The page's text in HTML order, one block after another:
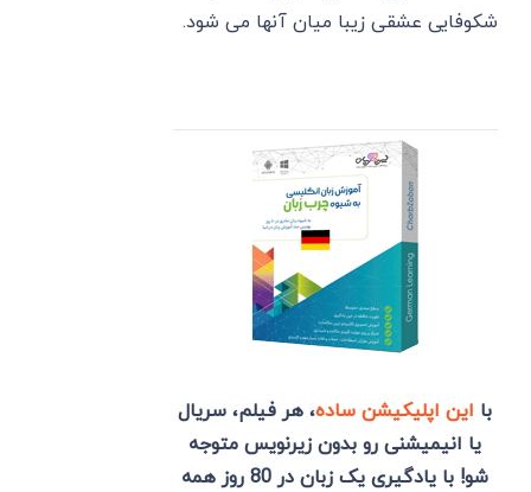
شکوفایی عشقی زیبا میان آنها می شود.
با این اپلیکیشن ساده، هر فیلم، سریال
یا انیمیشنی رو بدون زیرنویس متوجه
شو! با یادگیری یک زبان در 80 روز همه